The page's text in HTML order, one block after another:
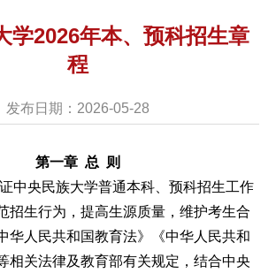
学2026年本、预科招生章
程
发布日期：2026-05-28
第一章 总 则
央民族大学普通本科、预科招生工作
招生行为，提高生源质量，维护考生合
华人民共和国教育法》《中华人民共和
相关法律及教育部有关规定，结合中央